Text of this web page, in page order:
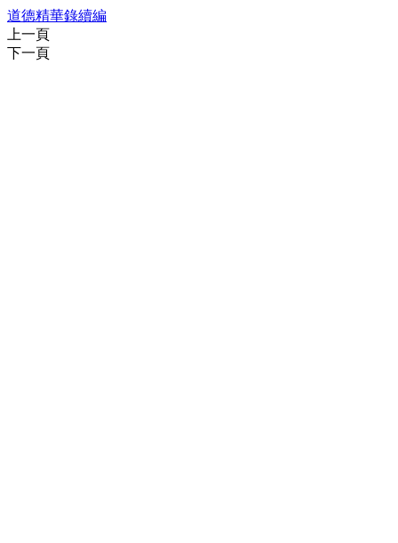
道德精華錄續編
上一頁
下一頁